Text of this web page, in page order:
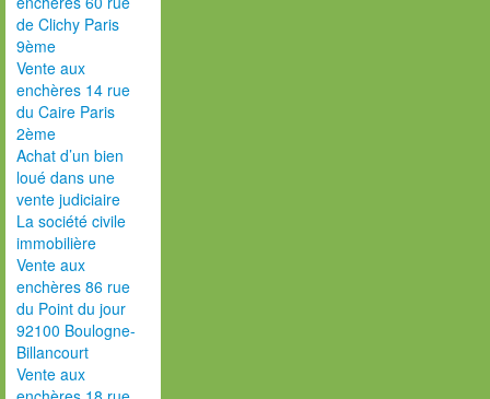
de Clichy Paris
9ème
Vente aux
enchères 14 rue
du Caire Paris
2ème
Achat d’un bien
loué dans une
vente judiciaire
La société civile
immobilière
Vente aux
enchères 86 rue
du Point du jour
92100 Boulogne-
Billancourt
Vente aux